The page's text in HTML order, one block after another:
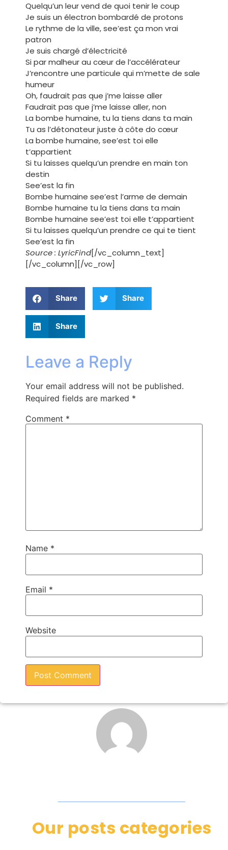
Quelqu’un leur vend de quoi tenir le coup
Je suis un électron bombardé de protons
Le rythme de la ville, see’est ça mon vrai
patron
Je suis chargé d’électricité
Si par malheur au cœur de l’accélérateur
J’rencontre une particule qui m’mette de sale
humeur
Oh, faudrait pas que j’me laisse aller
Faudrait pas que j’me laisse aller, non
La bombe humaine, tu la tiens dans ta main
Tu as l’détonateur juste à côte do cœur
La bombe humaine, see’est toi elle
t’appartient
Si tu laisses quelqu’un prendre en main ton
destin
See’est la fin
Bombe humaine see’est l’arme de demain
Bombe humaine tu la tiens dans ta main
Bombe humaine see’est toi elle t’appartient
Si tu laisses quelqu’un prendre ce qui te tient
See’est la fin
Source : LyricFind[/vc_column_text]
[/vc_column][/vc_row]
Share Share
Share
Leave a Reply
Your email address will not be published.
Required fields are marked *
Comment *
Name *
Email *
Website
Our posts categories